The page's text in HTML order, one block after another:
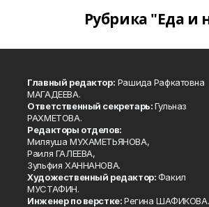
Рубрика "Еда и
Главный редактор: Рашида Рафкатовна
МАГАДЕЕВА.
Ответственный секретарь:Гульназ
РАХМЕТОВА.
Редакторы отделов:
Миляуша МУХАМЕТЬЯНОВА,
Раиля ГАЛЕЕВА,
Зульфия ХАННАНОВА.
Художественный редактор:Факил
МУСТАФИН.
Инженер по верстке:Регина ШАФИКОВА.